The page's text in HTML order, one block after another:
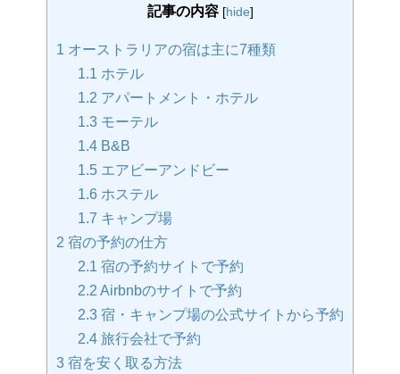
記事の内容 [hide]
1 オーストラリアの宿は主に7種類
1.1 ホテル
1.2 アパートメント・ホテル
1.3 モーテル
1.4 B&B
1.5 エアビーアンドビー
1.6 ホステル
1.7 キャンプ場
2 宿の予約の仕方
2.1 宿の予約サイトで予約
2.2 Airbnbのサイトで予約
2.3 宿・キャンプ場の公式サイトから予約
2.4 旅行会社で予約
3 宿を安く取る方法